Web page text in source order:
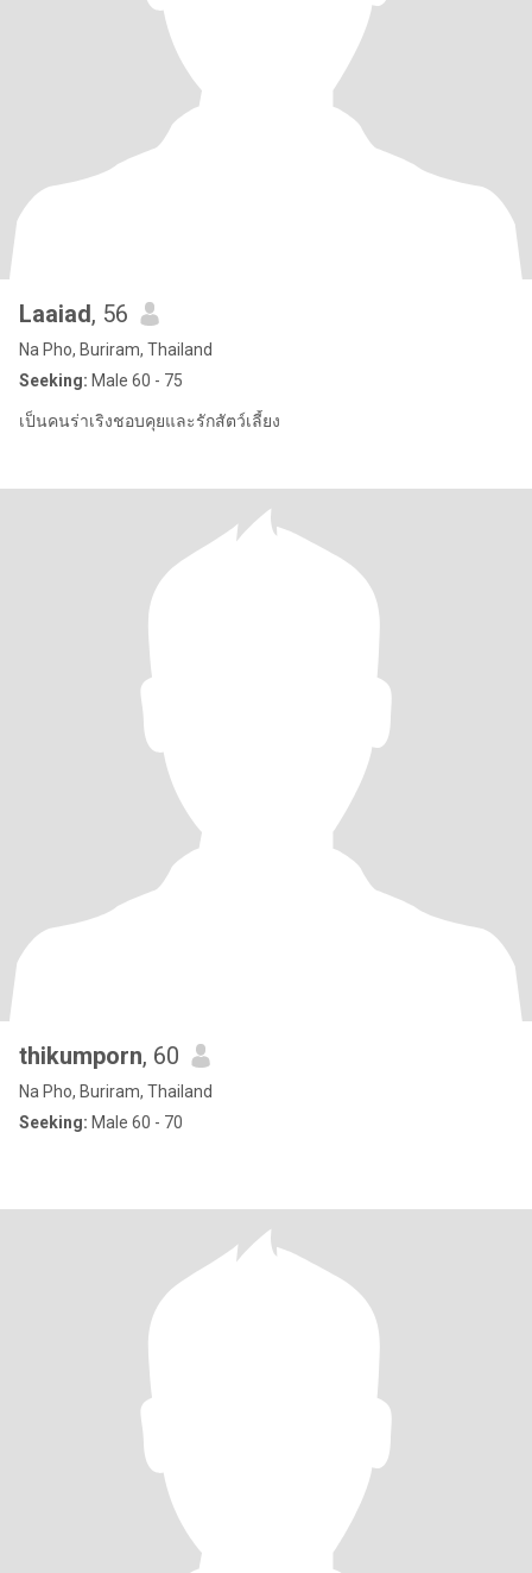
Laaiad, 56
Na Pho, Buriram, Thailand
Seeking: Male 60 - 75
เป็นคนร่าเริงชอบคุยและรักสัตว์เลี้ยง
thikumporn, 60
Na Pho, Buriram, Thailand
Seeking: Male 60 - 70